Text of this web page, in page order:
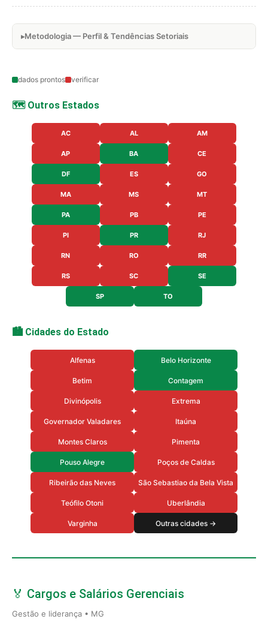
Metodologia — Perfil & Tendências Setoriais
dados prontos verificar
🗺️ Outros Estados
AC AL AM
AP BA CE
DF ES GO
MA MS MT
PA PB PE
PI PR RJ
RN RO RR
RS SC SE
SP TO
🏙️ Cidades do Estado
Alfenas Belo Horizonte
Betim Contagem
Divinópolis Extrema
Governador Valadares Itaúna
Montes Claros Pimenta
Pouso Alegre Poços de Caldas
Ribeirão das Neves São Sebastiao da Bela Vista
Teófilo Otoni Uberlândia
Varginha Outras cidades →
🏅 Cargos e Salários Gerenciais
Gestão e liderança • MG